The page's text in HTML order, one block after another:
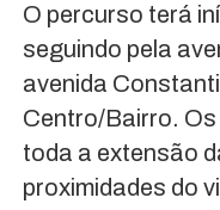
O percurso terá
seguindo pela
avenida
Centro/Bairro.
toda a extensão
proximidades do